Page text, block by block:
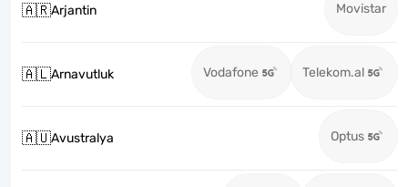
🇦🇷Arjantin Movistar
🇦🇱Arnavutluk Vodafone Telekom.al
🇦🇺Avustralya Optus